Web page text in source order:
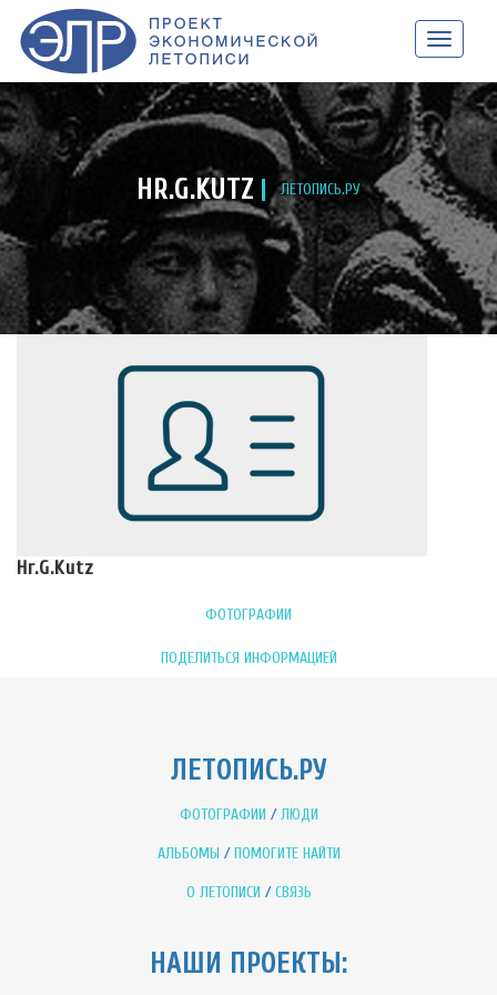
HR.G.KUTZ ЛЕТОПИСЬ.РУ
Hr.G.Kutz
ФОТОГРАФИИ
ПОДЕЛИТЬСЯ ИНФОРМАЦИЕЙ
ЛЕТОПИСЬ.РУ
ФОТОГРАФИИ /ЛЮДИ
АЛЬБОМЫ /ПОМОГИТЕ НАЙТИ
О ЛЕТОПИСИ /СВЯЗЬ
НАШИ ПРОЕКТЫ: